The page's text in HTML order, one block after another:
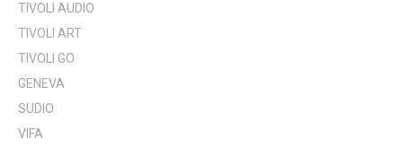
TIVOLI AUDIO
TIVOLI ART
TIVOLI GO
GENEVA
SUDIO
VIFA